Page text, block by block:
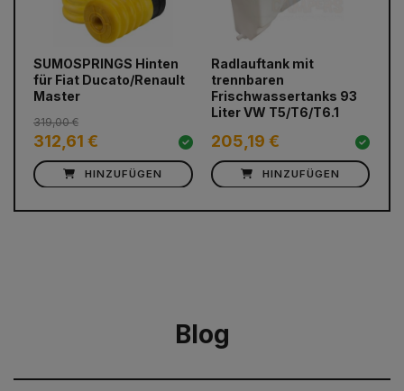
SUMOSPRINGS Hinten
für Fiat Ducato/Renault
Master
312,61 €
319,00 €
HINZUFÜGEN
Radlauftank mit
trennbaren
Frischwassertanks 93
Liter VW T5/T6/T6.1
205,19 €
HINZUFÜGEN
prev
Blog